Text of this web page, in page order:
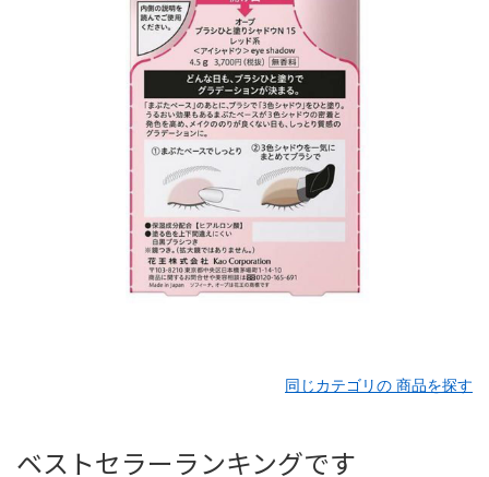
同じカテゴリの 商品を探す
ベストセラーランキングです